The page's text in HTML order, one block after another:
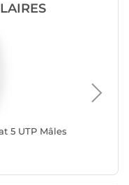
5 UTP Mâles